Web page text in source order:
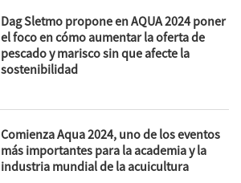
Dag Sletmo propone en AQUA 2024 poner
el foco en cómo aumentar la oferta de
pescado y marisco sin que afecte la
sostenibilidad
Comienza Aqua 2024, uno de los eventos
más importantes para la academia y la
industria mundial de la acuicultura